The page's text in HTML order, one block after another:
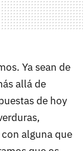
Ya sean de
allá de
de hoy
alguna que